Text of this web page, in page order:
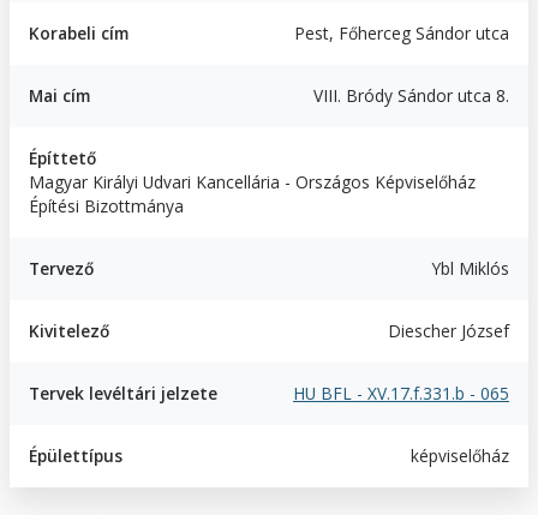
Korabeli cím Pest, Főherceg Sándor utca
Mai cím VIII. Bródy Sándor utca 8.
Építtető
Magyar Királyi Udvari Kancellária - Országos Képviselőház
Építési Bizottmánya
Tervező Ybl Miklós
Kivitelező Diescher József
Tervek levéltári jelzete HU BFL - XV.17.f.331.b - 065
Épülettípus képviselőház